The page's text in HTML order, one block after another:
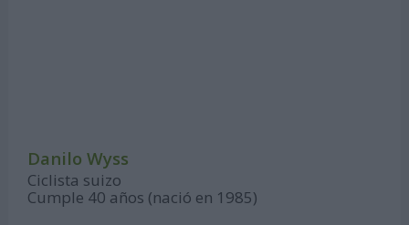
Danilo Wyss
Ciclista suizo
Cumple 40 años (nació en 1985)